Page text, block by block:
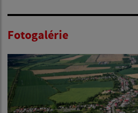
Fotogalérie